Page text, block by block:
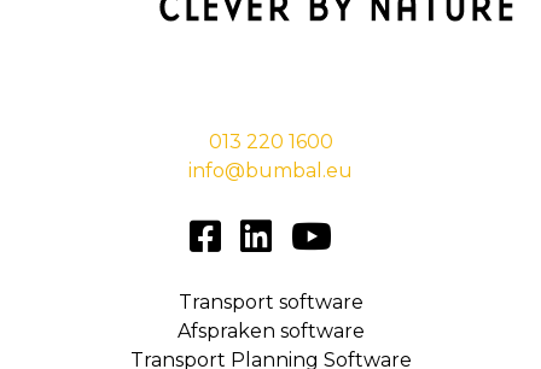
013 220 1600
info@bumbal.eu
Transport software
Afspraken software
Transport Planning Software